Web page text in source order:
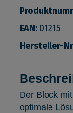
EAN: 01215
Hersteller-
Der Block
optimale